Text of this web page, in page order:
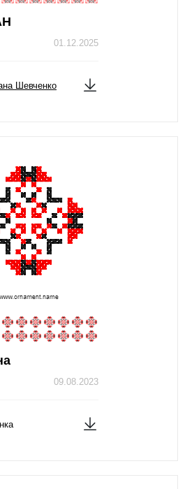
01.12.2025
Шевченко
09.08.2023